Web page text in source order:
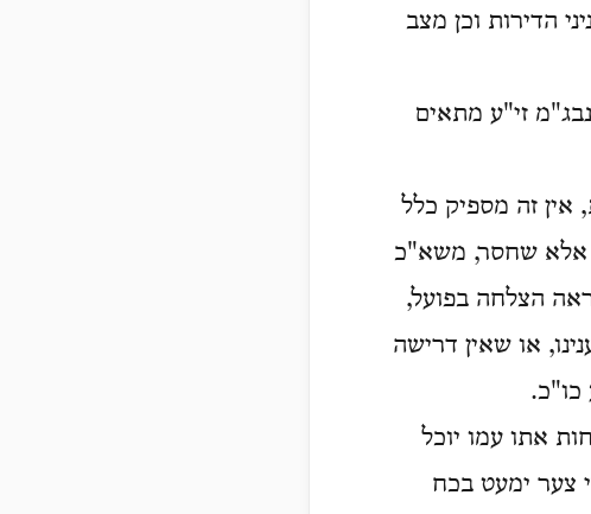
הדירות וכן מצב
זי"ע מתאים
אין זה מספיק כלל
אלא שחסר, משא"כ
הצלחה בפועל,
או שאין דרישה
כו"כ.
אתו עמו יוכל
צער ימעט בכח